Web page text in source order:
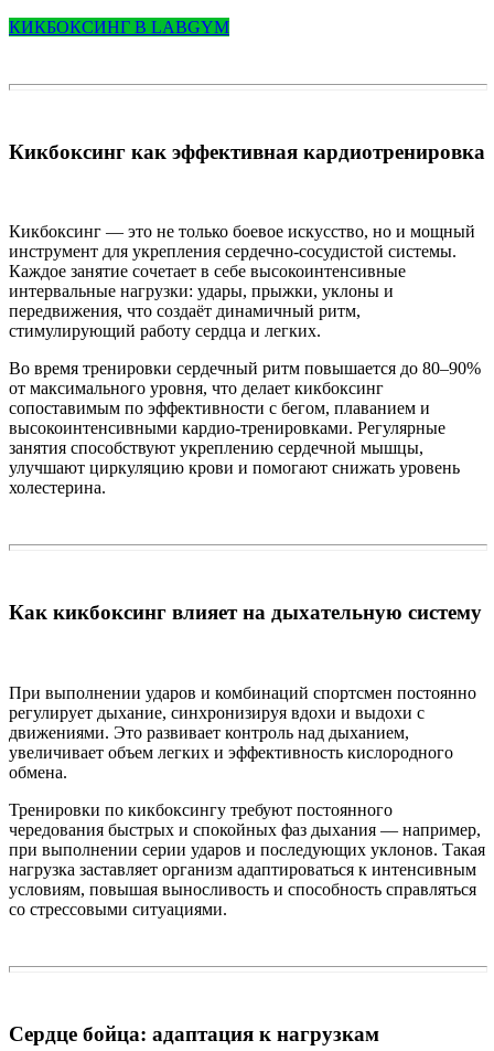
КИКБОКСИНГ В LABGYM
Кикбоксинг как эффективная кардиотренировка
Кикбоксинг — это не только боевое искусство, но и мощный
инструмент для укрепления сердечно-сосудистой системы.
Каждое занятие сочетает в себе высокоинтенсивные
интервальные нагрузки: удары, прыжки, уклоны и
передвижения, что создаёт динамичный ритм,
стимулирующий работу сердца и легких.
Во время тренировки сердечный ритм повышается до 80–90%
от максимального уровня, что делает кикбоксинг
сопоставимым по эффективности с бегом, плаванием и
высокоинтенсивными кардио-тренировками. Регулярные
занятия способствуют укреплению сердечной мышцы,
улучшают циркуляцию крови и помогают снижать уровень
холестерина.
Как кикбоксинг влияет на дыхательную систему
При выполнении ударов и комбинаций спортсмен постоянно
регулирует дыхание, синхронизируя вдохи и выдохи с
движениями. Это развивает контроль над дыханием,
увеличивает объем легких и эффективность кислородного
обмена.
Тренировки по кикбоксингу требуют постоянного
чередования быстрых и спокойных фаз дыхания — например,
при выполнении серии ударов и последующих уклонов. Такая
нагрузка заставляет организм адаптироваться к интенсивным
условиям, повышая выносливость и способность справляться
со стрессовыми ситуациями.
Сердце бойца: адаптация к нагрузкам